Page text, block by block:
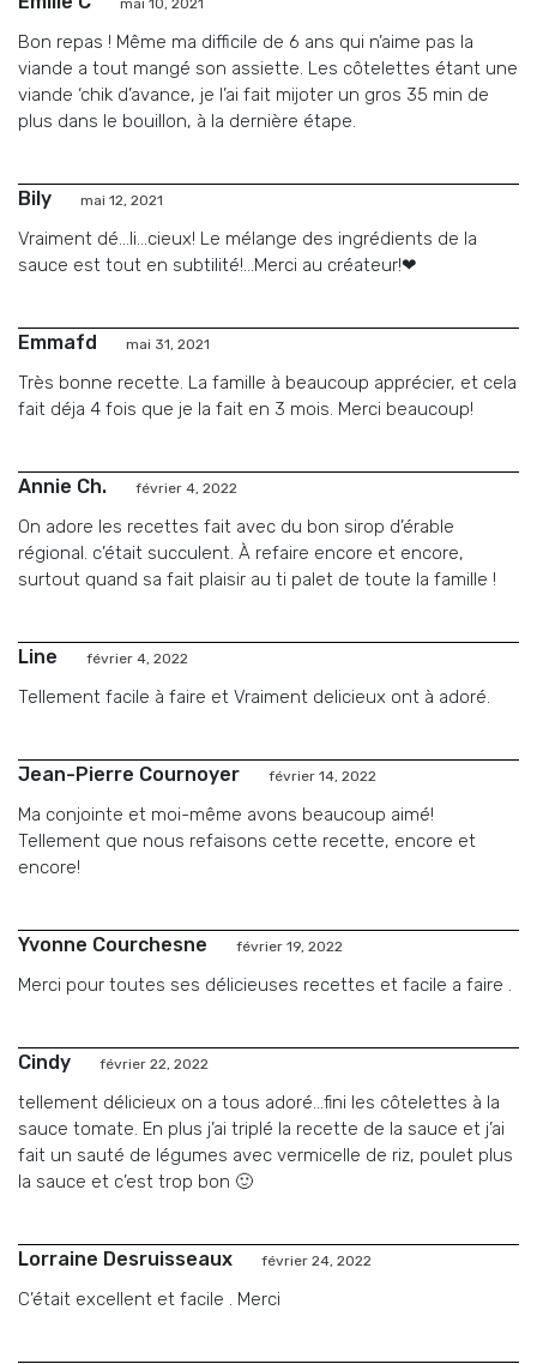
mai 10, 2021
Bon repas ! Même ma difficile de 6 ans qui n’aime pas la
viande a tout mangé son assiette. Les côtelettes étant une
viande ‘chik d’avance, je l’ai fait mijoter un gros 35 min de
plus dans le bouillon, à la dernière étape.
Bily mai 12, 2021
Vraiment dé…li…cieux! Le mélange des ingrédients de la
sauce est tout en subtilité!…Merci au créateur!❤
Emmafd mai 31, 2021
Très bonne recette. La famille à beaucoup apprécier, et cela
fait déja 4 fois que je la fait en 3 mois. Merci beaucoup!
Annie Ch. février 4, 2022
On adore les recettes fait avec du bon sirop d’érable
régional. c’était succulent. À refaire encore et encore,
surtout quand sa fait plaisir au ti palet de toute la famille !
Line février 4, 2022
Tellement facile à faire et Vraiment delicieux ont à adoré.
Jean-Pierre Cournoyer février 14, 2022
Ma conjointe et moi-même avons beaucoup aimé!
Tellement que nous refaisons cette recette, encore et
encore!
Yvonne Courchesne février 19, 2022
Merci pour toutes ses délicieuses recettes et facile a faire .
Cindy février 22, 2022
tellement délicieux on a tous adoré…fini les côtelettes à la
sauce tomate. En plus j’ai triplé la recette de la sauce et j’ai
fait un sauté de légumes avec vermicelle de riz, poulet plus
la sauce et c’est trop bon 🙂
Lorraine Desruisseaux février 24, 2022
C’était excellent et facile . Merci